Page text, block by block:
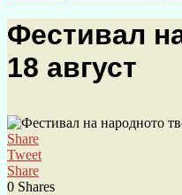
Фестивал
18 август
Share
Tweet
Share
0 Shares